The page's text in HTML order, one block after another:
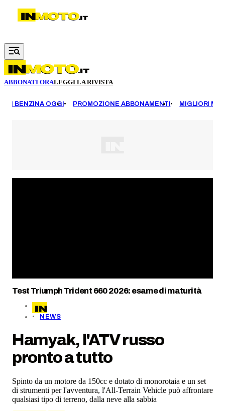
Vai al contenuto principale
ABBONATI ORALEGGI LA RIVISTA
BENZINA OGGI PROMOZIONE ABBONAMENTI MIGLIORI
Test Triumph Trident 660 2026: esame di maturità
NEWS
Hamyak, l'ATV russo
pronto a tutto
Spinto da un motore da 150cc e dotato di monorotaia e un set
di strumenti per l'avventura, l'All-Terrain Vehicle può affrontare
qualsiasi tipo di terreno, dalla neve alla sabbia